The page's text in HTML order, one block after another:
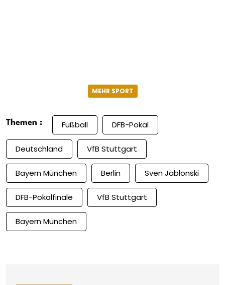
MEHR SPORT
Themen : Fußball DFB-Pokal
Deutschland VfB Stuttgart
Bayern München Berlin Sven Jablonski
DFB-Pokalfinale VfB Stuttgart
Bayern München